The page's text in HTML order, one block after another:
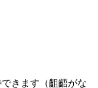
きます（齟齬がな